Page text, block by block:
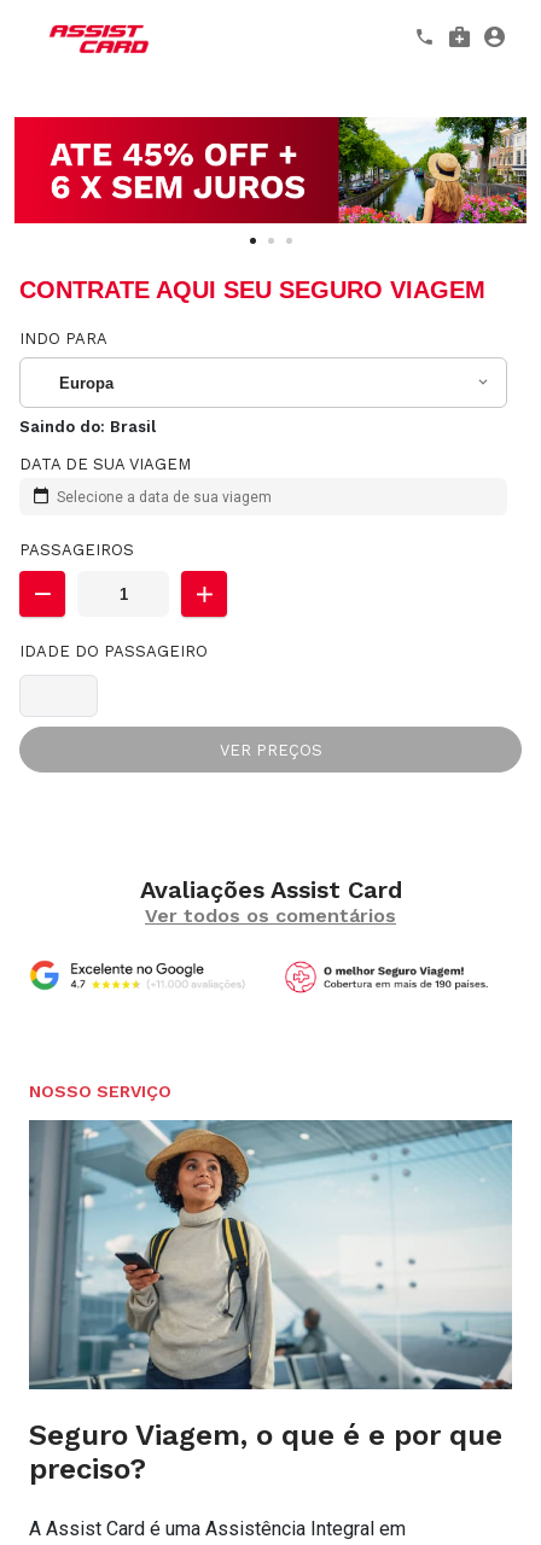
CONTRATE AQUI SEU SEGURO VIAGEM
INDO PARA
Europa
Saindo do: Brasil
DATA DE SUA VIAGEM
Selecione a data de sua viagem
PASSAGEIROS
IDADE DO PASSAGEIRO
VER PREÇOS
Avaliações Assist Card
Ver todos os comentários
NOSSO SERVIÇO
Seguro Viagem, o que é e por que
preciso?
A Assist Card é uma Assistência Integral em